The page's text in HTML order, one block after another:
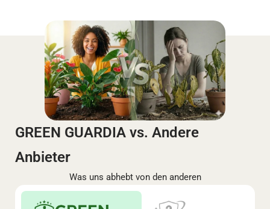
GREEN GUARDIA vs. Andere
Anbieter
Was uns abhebt von den anderen